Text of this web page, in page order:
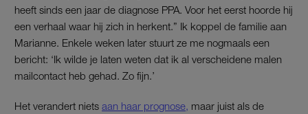
heeft sinds een jaar de diagnose PPA. Voor het eerst hoorde hij
een verhaal waar hij zich in herkent.” Ik koppel de familie aan
Marianne. Enkele weken later stuurt ze me nogmaals een
bericht: ‘Ik wilde je laten weten dat ik al verscheidene malen
mailcontact heb gehad. Zo fijn.’
Het verandert niets aan haar prognose, maar juist als de